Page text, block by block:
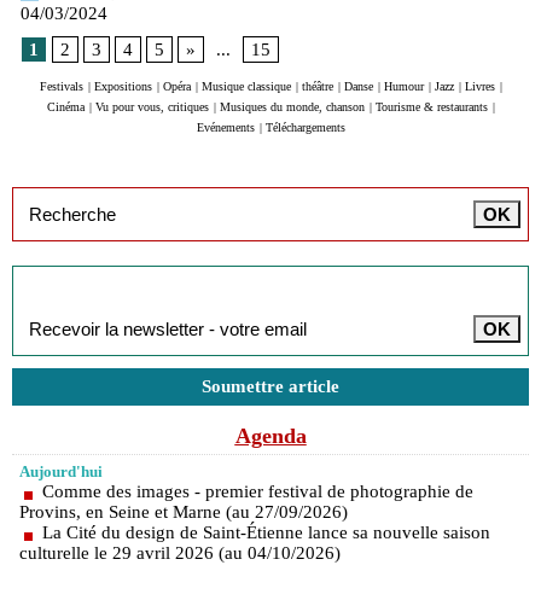
04/03/2024
1
2 3 4 5 » ... 15
Festivals | Expositions | Opéra | Musique classique | théâtre | Danse | Humour | Jazz | Livres |
Cinéma | Vu pour vous, critiques | Musiques du monde, chanson | Tourisme & restaurants |
Evénements | Téléchargements
Soumettre article
Agenda
Aujourd'hui
Comme des images - premier festival de photographie de
Provins, en Seine et Marne (au 27/09/2026)
La Cité du design de Saint-Étienne lance sa nouvelle saison
culturelle le 29 avril 2026 (au 04/10/2026)